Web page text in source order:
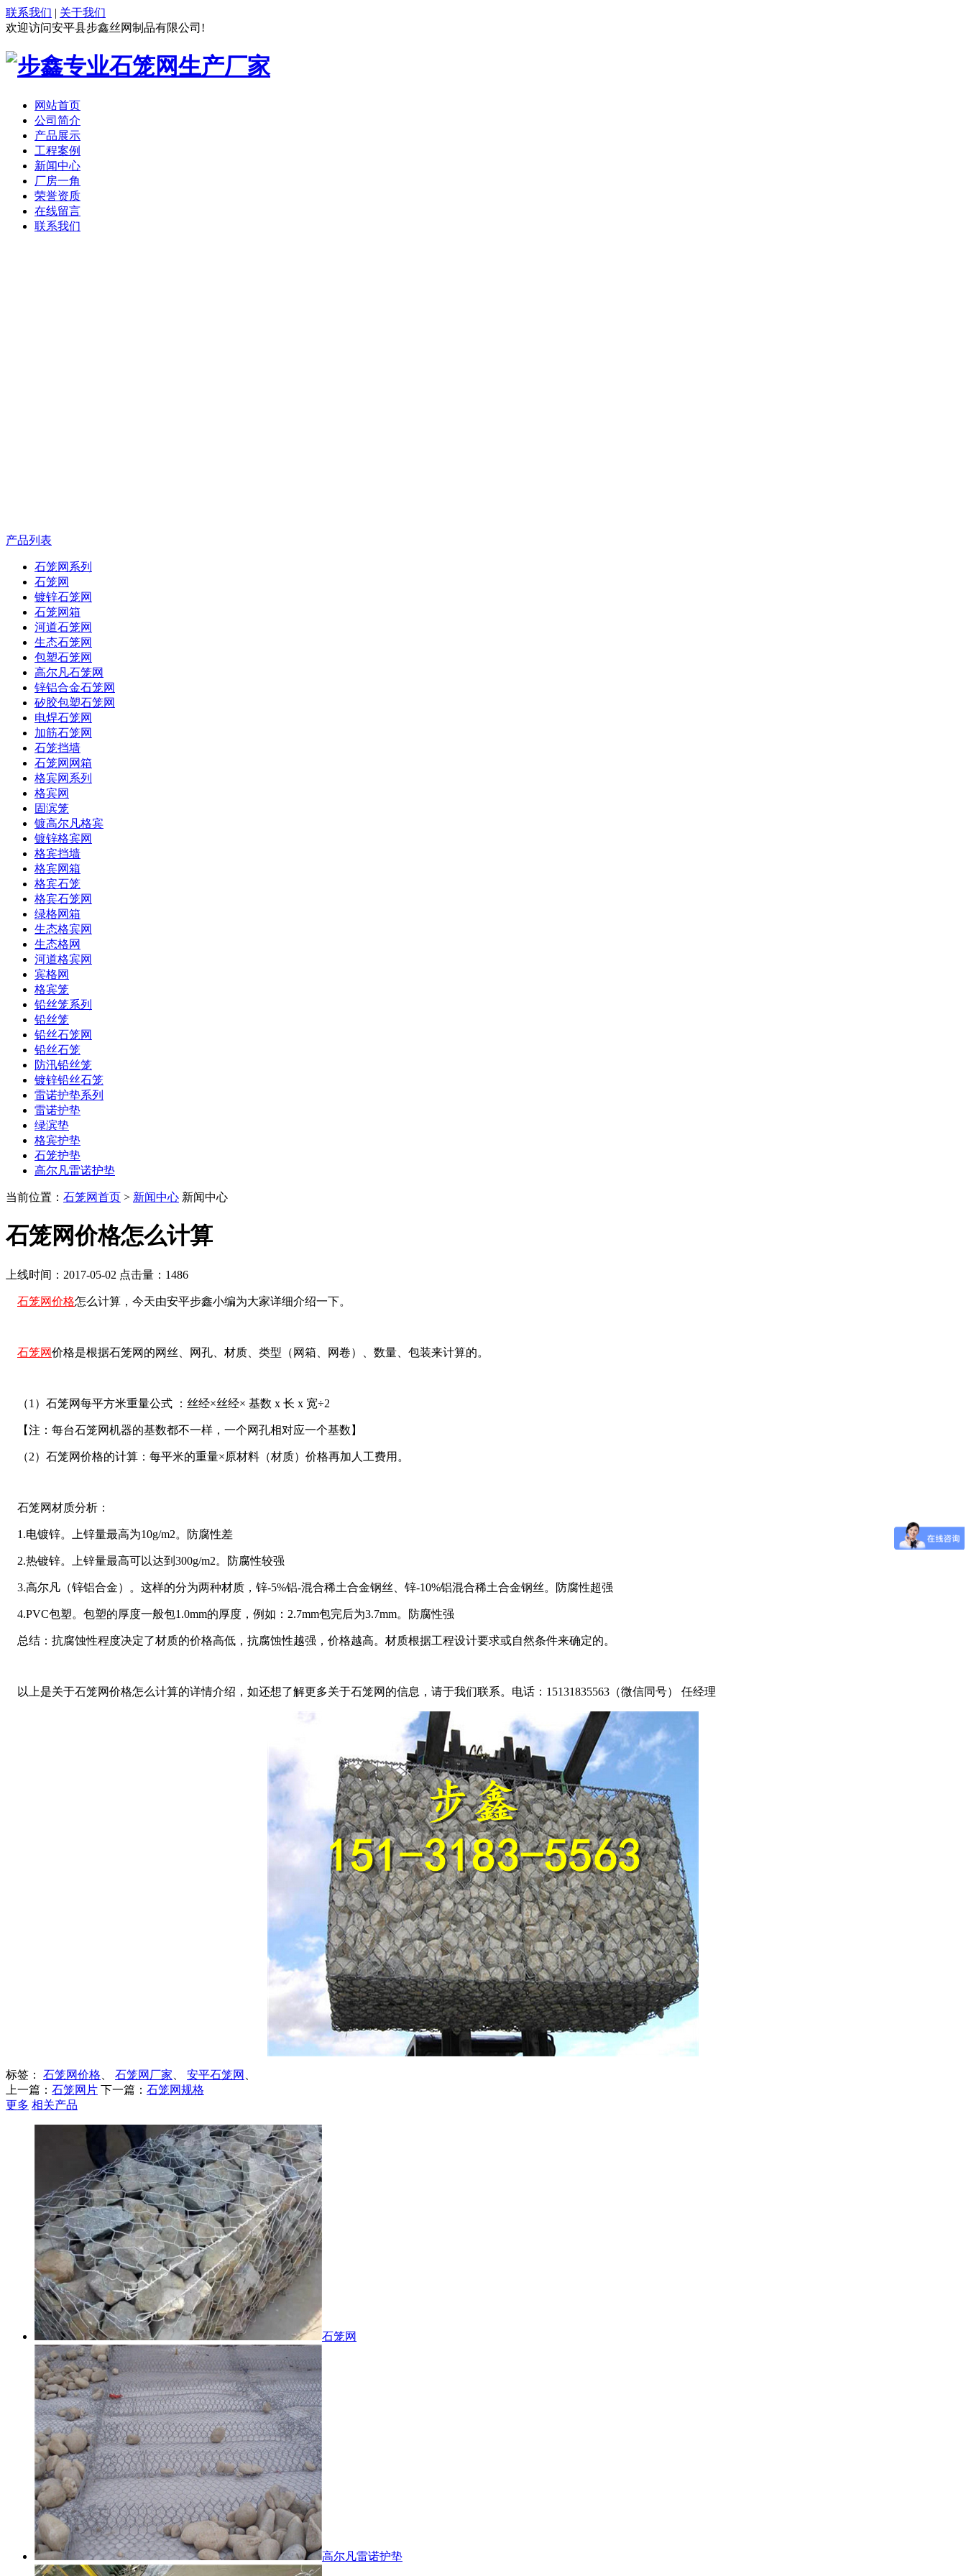
联系我们 | 关于我们
欢迎访问安平县步鑫丝网制品有限公司!
网站首页
公司简介
产品展示
工程案例
新闻中心
厂房一角
荣誉资质
在线留言
联系我们
产品列表
石笼网系列
石笼网
镀锌石笼网
石笼网箱
河道石笼网
生态石笼网
包塑石笼网
高尔凡石笼网
锌铝合金石笼网
矽胶包塑石笼网
电焊石笼网
加筋石笼网
石笼挡墙
石笼网网箱
格宾网系列
格宾网
固滨笼
镀高尔凡格宾
镀锌格宾网
格宾挡墙
格宾网箱
格宾石笼
格宾石笼网
绿格网箱
生态格宾网
生态格网
河道格宾网
宾格网
格宾笼
铅丝笼系列
铅丝笼
铅丝石笼网
铅丝石笼
防汛铅丝笼
镀锌铅丝石笼
雷诺护垫系列
雷诺护垫
绿滨垫
格宾护垫
石笼护垫
高尔凡雷诺护垫
当前位置： 石笼网首页 > 新闻中心 新闻中心
石笼网价格怎么计算
上线时间：2017-05-02 点击量： 1486
石笼网价格怎么计算，今天由安平步鑫小编为大家详细介绍一下。
石笼网价格是根据石笼网的网丝、网孔、材质、类型（网箱、网卷）、数量、包装来计算的。
（1）石笼网每平方米重量公式 ：丝经×丝经× 基数 x 长 x 宽÷2
【注：每台石笼网机器的基数都不一样，一个网孔相对应一个基数】
（2）石笼网价格的计算：每平米的重量×原材料（材质）价格再加人工费用。
石笼网材质分析：
1.电镀锌。上锌量最高为10g/m2。防腐性差
2.热镀锌。上锌量最高可以达到300g/m2。防腐性较强
3.高尔凡（锌铝合金）。这样的分为两种材质，锌-5%铝-混合稀土合金钢丝、锌-10%铝混合稀土合金钢丝。防腐性超强
4.PVC包塑。包塑的厚度一般包1.0mm的厚度，例如：2.7mm包完后为3.7mm。防腐性强
总结：抗腐蚀性程度决定了材质的价格高低，抗腐蚀性越强，价格越高。材质根据工程设计要求或自然条件来确定的。
以上是关于石笼网价格怎么计算的详情介绍，如还想了解更多关于石笼网的信息，请于我们联系。电话：15131835563（微信同号） 任经理
标签： 石笼网价格 石笼网厂家 安平石笼网
上一篇： 石笼网片 下一篇： 石笼网规格
更多 相关产品
石笼网
高尔凡雷诺护垫